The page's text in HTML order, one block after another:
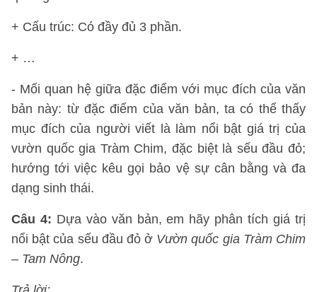
+ Cấu trúc: Có đầy đủ 3 phần.
+ …
- Mối quan hệ giữa đặc điểm với mục đích của văn
bản này: từ đặc điểm của văn bản, ta có thể thấy
mục đích của người viết là làm nổi bật giá trị của
vườn quốc gia Tràm Chim, đặc biệt là sếu đầu đỏ;
hướng tới việc kêu gọi bảo vệ sự cân bằng và đa
dạng sinh thái.
Câu 4: Dựa vào văn bản, em hãy phân tích giá trị
nổi bật của sếu đầu đỏ ở Vườn quốc gia Tràm Chim
– Tam Nông.